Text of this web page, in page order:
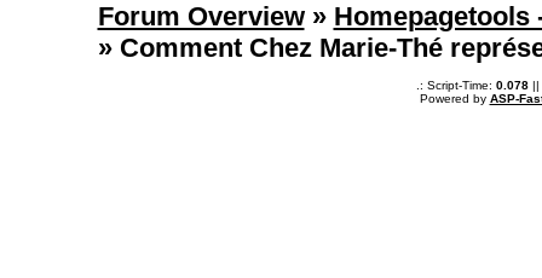
Forum Overview » Homepagetools
» Comment Chez Marie-Thé
.: Script-Time: 0.078||
Powered by ASP-